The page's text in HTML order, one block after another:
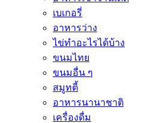
เบเกอรี่
อาหารว่าง
ไข่ทำอะไรได้บ้าง
ขนมไทย
ขนมอื่น ๆ
สมูทตี้
อาหารนานาชาติ
เครื่องดื่ม